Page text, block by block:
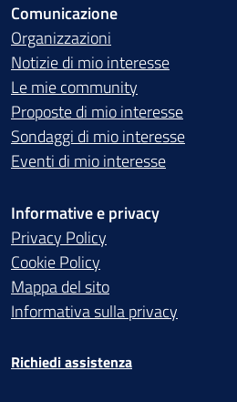
Comunicazione
Organizzazioni
Notizie di mio interesse
Le mie community
Proposte di mio interesse
Sondaggi di mio interesse
Eventi di mio interesse
Informative e privacy
Privacy Policy
Cookie Policy
Mappa del sito
Informativa sulla privacy
Richiedi assistenza